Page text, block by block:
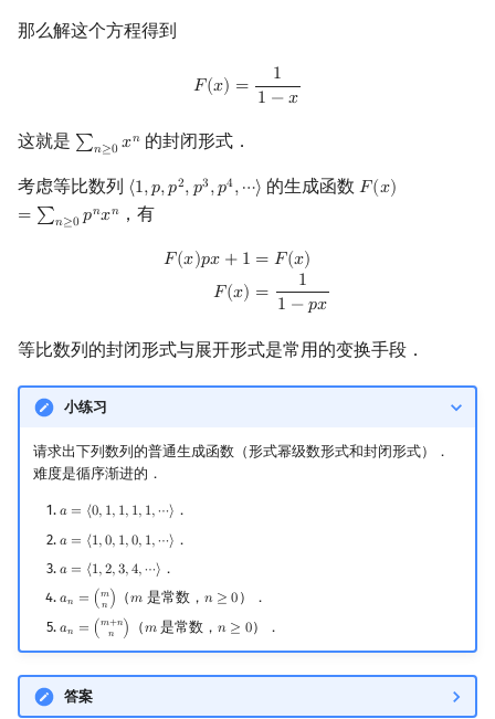
洲阁筛
二次域
Pell 方程
矩阵树定理
LGV 引理
那么解这个方程得到
𝐹(𝑥) =
1
1 −𝑥
F (x x
这就是 ∑𝑛≥0𝑥𝑛
∑n≥0xn 的封闭形式．
考虑等比数列 ⟨1,𝑝,𝑝2,𝑝3,𝑝4,⋯⟩
⟨1,p,p2,p3,p4,⋯⟩ 的生成函数𝐹(𝑥)
= ∑𝑛≥0𝑝𝑛𝑥𝑛
F(x)=
，有
𝐹(𝑥)𝑝𝑥 + 1 = 𝐹(𝑥)
𝐹(𝑥) =
1
1 −𝑝𝑥
F(x)px+1=F( x )F( x)=11
等比数列的封闭形式与展开形式是常用的变换手段．
小练习
请求出下列数列的普通生成函数（形式幂级数形式和封闭形式）．
难度是循序渐进的．
𝑎 = ⟨0, 1, 1, 1, 1,⋯⟩
a=⟨0 ,1,1 ,1, 1,⋯⟩ ．
𝑎 = ⟨1,0, 1,0, 1,⋯⟩
a=⟨1 ,0,1,0 1, ⋯ ⟩ ．
𝑎 = ⟨1,2,3,4,⋯⟩
a=⟨1 ,2,3,4 ,⋯⟩ ．
𝑎𝑛 = (𝑚
𝑛)
an =(m n) （𝑚
m 是常数， 𝑛 ≥ 0
n≥0 ）．
𝑎𝑛 = (𝑚+𝑛
𝑛 )
an =(m +n n ) （𝑚
m 是常数， 𝑛 ≥ 0
n ≥0 ）．
答案